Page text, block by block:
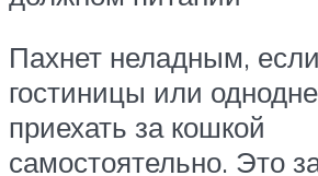
Пахнет неладным,
гостиницы или
приехать за кошкой
самостоятельно. Это